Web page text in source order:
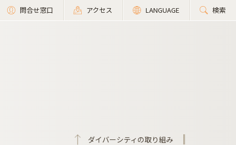
問合せ窓口 アクセス LANGUAGE 検索
ダイバーシティの取り組み